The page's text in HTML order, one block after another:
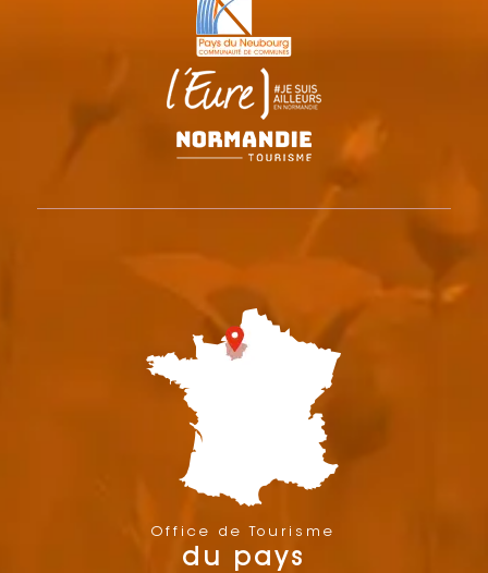
Office de Tourisme
du pays